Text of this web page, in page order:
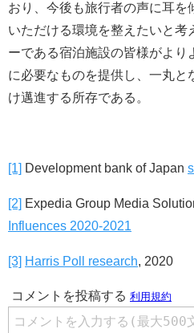
おり、今後も旅行者の声に耳を
いただける環境を整えたいと考
ーである宿泊施設の皆様がより
に必要なものを提供し、一丸と
け邁進する所存である。
[1] Development bank of Japan
[2] Expedia Group Media
Influences 2020-2021
[3] Harris Poll research, 2020